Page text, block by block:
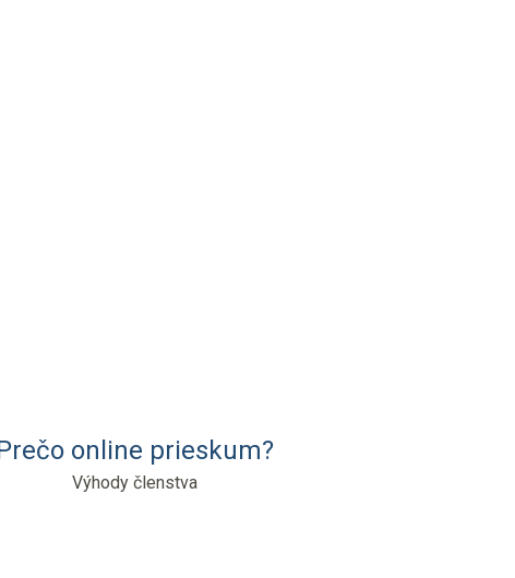
online prieskum?
Výhody členstva